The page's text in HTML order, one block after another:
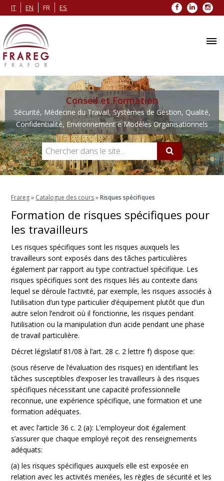
IT EN FR ES Facebook
LinkedIn
Conseil et Formation
Sécurité, Médecine du Travail, Systèmes de Gestion, Qualité,
Confidentialité, Environnement e Modèles Organisationnels
Frareg» Catalogue des cours»Risques spécifiques
Formation de risques spécifiques pour
les travailleurs
Les risques spécifiques sont les risques auxquels les
travailleurs sont exposés dans des tâches particulières
également par rapport au type contractuel spécifique. Les
risques spécifiques sont des risques liés au contexte dans
lequel se déroule l’activité, par exemple, les risques associés à
l’utilisation d’un type particulier d’équipement plutôt que d’un
autre selon l’endroit où il fonctionne, les risques pendant
l’utilisation ou la manipulation d’un acide pendant une phase
de travail particulière.
Décret législatif 81/08 à l’art. 28 c. 2 lettre f) dispose que:
(sous réserve de l’évaluation des risques) en identifiant les
tâches susceptibles d’exposer les travailleurs à des risques
spécifiques nécessitant une capacité professionnelle
reconnue, une expérience spécifique, une formation et une
formation adéquates.
et avec l’article 36 c. 2 (a): L’employeur doit également
s’assurer que chaque employé reçoit des renseignements
adéquats:
(a) les risques spécifiques auxquels elle est exposée en
relation avec les activités menées, les règles de sécurité et les